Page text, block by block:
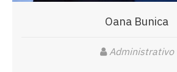
Oana Bunica
Administrativo